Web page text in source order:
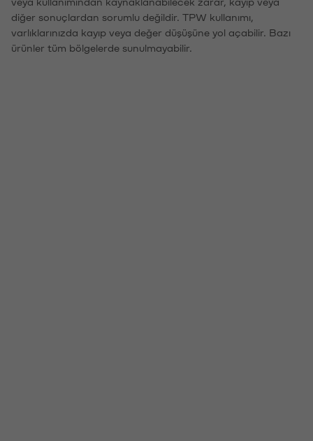
diğer sonuçlardan sorumlu değildir. TPW kullanımı,
varlıklarınızda kayıp veya değer düşüşüne yol açabilir. Bazı
ürünler tüm bölgelerde sunulmayabilir.